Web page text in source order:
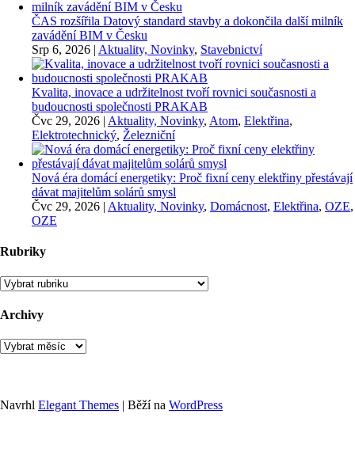
ČAS rozšířila Datový standard stavby a dokončila další milník
zavádění BIM v Česku
Srp 6, 2026 | Aktuality, Novinky, Stavebnictví
Kvalita, inovace a udržitelnost tvoří rovnici současnosti a
budoucnosti společnosti PRAKAB
Čvc 29, 2026 | Aktuality, Novinky, Atom, Elektřina,
Elektrotechnický, Železniční
Nová éra domácí energetiky: Proč fixní ceny elektřiny přestávají
dávat majitelům solárů smysl
Čvc 29, 2026 | Aktuality, Novinky, Domácnost, Elektřina, OZE,
OZE
Rubriky
Rubriky
Archivy
Archivy
Navrhl Elegant Themes | Běží na WordPress